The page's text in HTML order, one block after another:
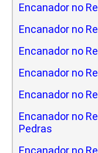
Encanador no
Encanador no
Encanador no
Encanador no
Encanador no
Encanador no
Pedras
Encanador no